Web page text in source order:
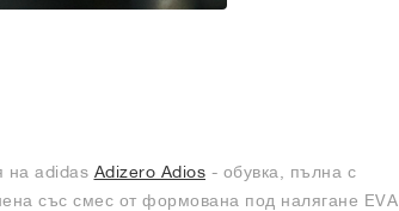
на adidas Adizero Adios - обувка, пълна с
със смес от формована под налягане EVA